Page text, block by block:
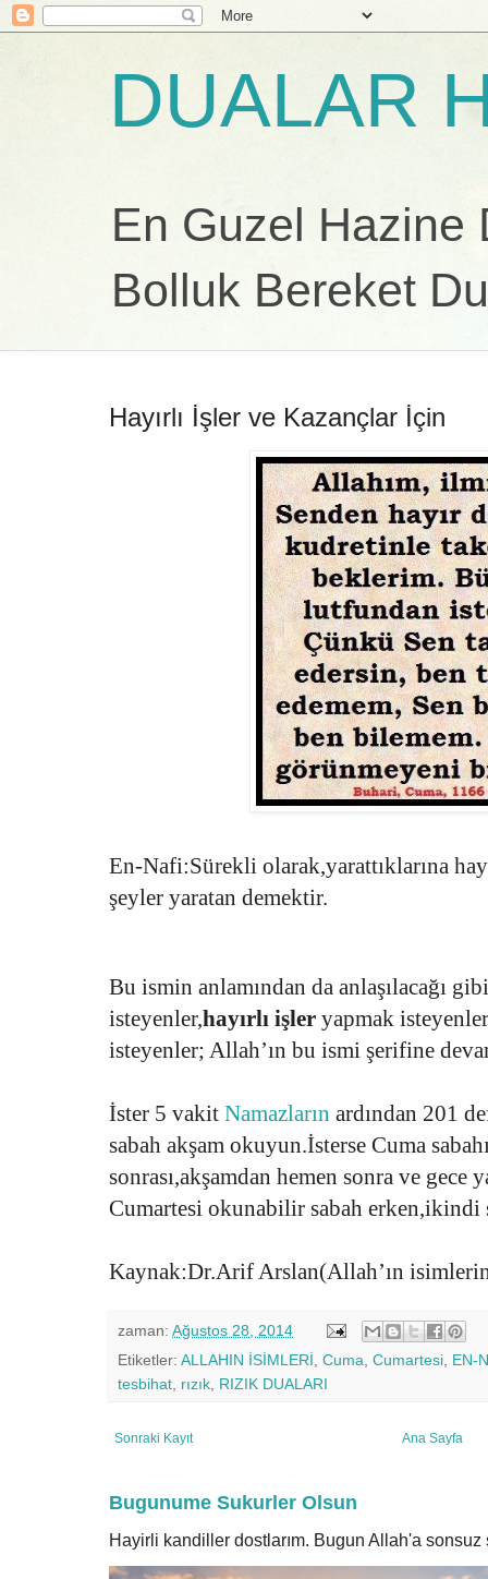
DUALAR
En Guzel Hazine
Bolluk Bereket
Hayırlı İşler ve Kazançlar İçin
En-Nafi:Sürekli olarak,yarattıklarına
şeyler yaratan demektir.
Bu ismin anlamından da anlaşılacağı
isteyenler,hayırlı işler yapmak
isteyenler; Allah’ın bu ismi şerifine
İster 5 vakit Namazların ardından 201
sabah akşam okuyun.İsterse Cuma
sonrası,akşamdan hemen sonra ve gece
Cumartesi okunabilir sabah erken,ikindi
Kaynak:Dr.Arif Arslan(Allah’ın
zaman: Ağustos 28, 2014
Etiketler: ALLAHIN İSİMLERİ Cuma Cumartesi EN-
tesbihat rızık RIZIK DUALARI
Sonraki Kayıt Ana Sayfa
Bugunume Sukurler Olsun
Hayirli kandiller dostlarım. Bugun Allah'a